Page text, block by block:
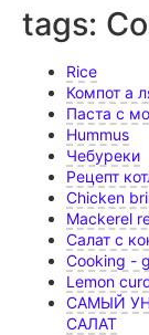
tags:
Rice
Компот а
Паста с
Hummus
Чебуреки
Рецепт
Chicken
Mackerel
Салат с
Cooking -
Lemon
САМЫЙ
САЛАТ